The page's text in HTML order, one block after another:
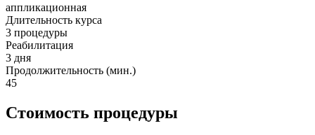
аппликационная
Длительность курса
3 процедуры
Реабилитация
3 дня
Продолжительность (мин.)
45
Стоимость процедуры